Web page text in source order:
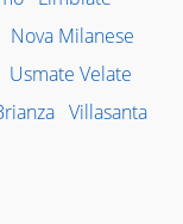
Nova Milanese
Usmate Velate
Villasanta